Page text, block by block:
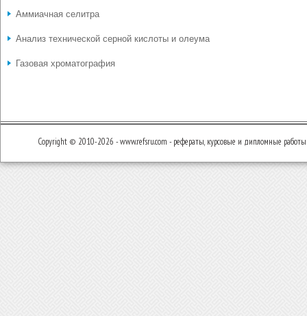
Аммиачная селитра
Анализ технической серной кислоты и олеума
Газовая хроматография
Copyright © 2010-2026 - www.refsru.com - рефераты, курсовые и дипломные работы